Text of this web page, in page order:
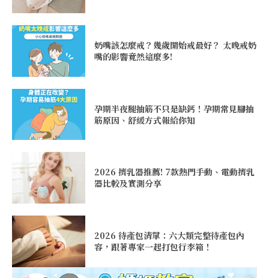
奶嘴該怎麼戒？幾歲開始戒最好？ 太晚戒奶
嘴的影響竟然這麼多!
孕期半夜腿抽筋不只是缺鈣！孕期常見腳抽
筋原因、舒緩方式報給你知
2026 擠乳器推薦! 7款熱門手動、電動擠乳
器比較及實測分享
2026 待產包清單：六大類完整待產包內
容，跟著專家一起打包行李箱！